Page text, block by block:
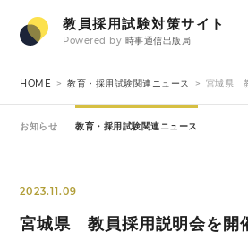
教員採用試験対策サイト
Powered by 時事通信出版局
HOME 教育・採用試験関連ニュース 宮城県
お知らせ 教育・採用試験関連ニュース
2023.11.09
宮城県 教員採用説明会を開